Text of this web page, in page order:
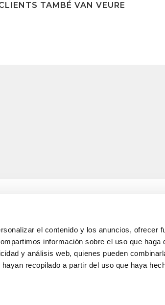
el contenido y los anuncios, ofrecer
información sobre el uso que haga
y análisis web, quienes pueden
recopilado a partir del uso que haya
TAMBÉ VAN VEURE
INFORMACIÓ LEGAL
Avís legal
Política de confidencialitat i
de dades
Política de cookies